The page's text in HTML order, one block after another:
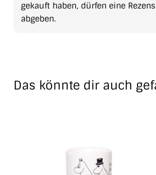
gekauft haben, dürfen eine
abgeben.
Das könnte dir auch